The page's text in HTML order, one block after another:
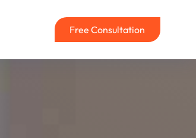
Free Consultation